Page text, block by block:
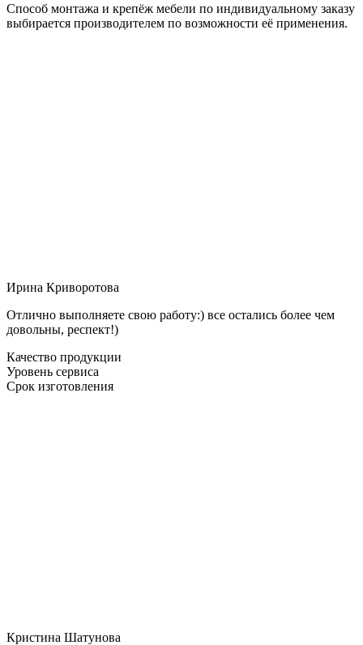
Способ монтажа и крепёж мебели по индивидуальному заказу
выбирается производителем по возможности её применения.
Ирина Криворотова
Отлично выполняете свою работу:) все остались более чем
довольны, респект!)
Качество продукции
Уровень сервиса
Срок изготовления
Кристина Шатунова